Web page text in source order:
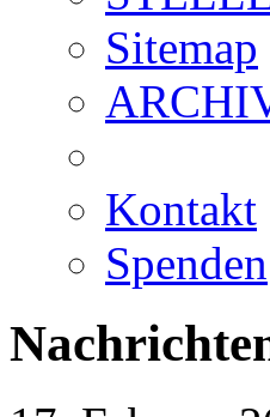
Sitemap
Kontakt
Spenden